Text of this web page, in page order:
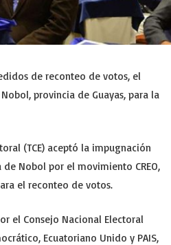
de reconteo de votos, el
provincia de Guayas, para la
(TCE) aceptó la impugnación
Nobol por el movimiento CREO,
el reconteo de votos.
el Consejo Nacional Electoral
Ecuatoriano Unido y PAIS,